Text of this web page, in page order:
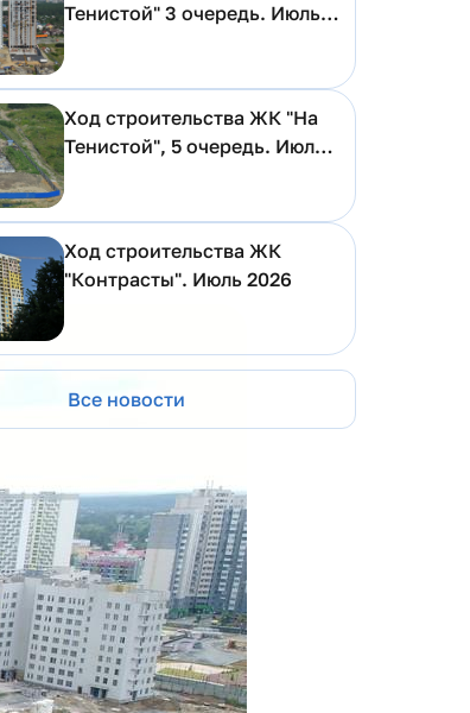
Тенистой" 3 очередь. Июль
Ход строительства ЖК "На
Тенистой", 5 очередь. Июль
Ход строительства ЖК
"Контрасты". Июль 2026
Все новости